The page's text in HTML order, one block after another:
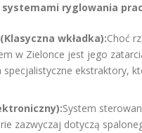
ryglowania
wkładka):Choć
w Zielonce jest jego
specjalistyczne ekstraktory,
System
zazwyczaj dotyczą